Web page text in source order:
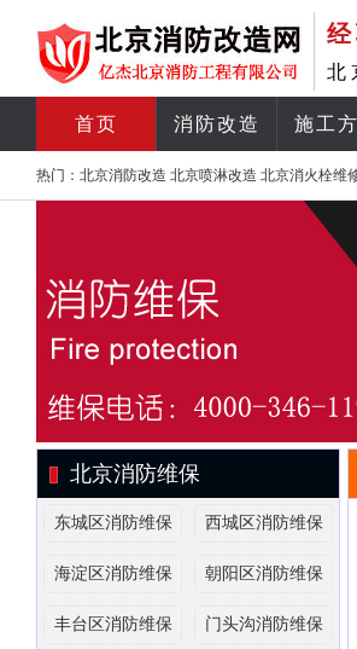
北
首页 消防改造 施工
热门： 北京消防改造 北京喷淋改造 北京消火栓维
北京消防维保
东城区消防维保 西城区消防维保
海淀区消防维保 朝阳区消防维保
丰台区消防维保 门头沟消防维保